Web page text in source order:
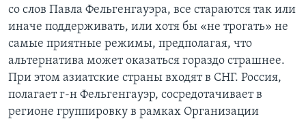
со слов Павла Фельгенгауэра, все стараются так или
иначе поддерживать, или хотя бы «не трогать» не
самые приятные режимы, предполагая, что
альтернатива может оказаться гораздо страшнее.
При этом азиатские страны входят в СНГ. Россия,
полагает г-н Фельгенгауэр, сосредотачивает в
регионе группировку в рамках Организации